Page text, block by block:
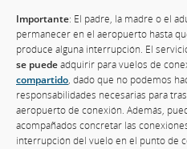
Importante: El padre, la madre o el
permanecer en el aeropuerto hasta
produce alguna interrupción. El
se puedeadquirir para vuelos de
compartido, dado que no podemos
responsabilidades necesarias para
aeropuerto de conexión. Además,
acompañados concretar las
interrupción del vuelo en el punto de